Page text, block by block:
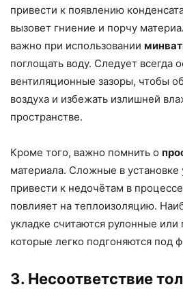
привести к появлению
вызовет гниение и порчу
важно при использовании
поглощать воду. Следует всегда
вентиляционные зазоры, чтобы
воздуха и избежать излишней
пространстве.
Кроме того, важно помнить о
материала. Сложные в установке
привести к недочётам в
повлияет на теплоизоляцию.
укладке считаются рулонные или
которые легко подгоняются под
3. Несоответствие